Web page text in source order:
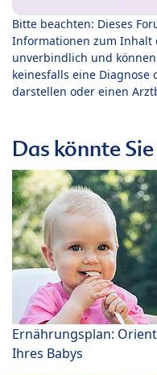
Bitte beachten: Dieses
Informationen zum Inhalt
unverbindlich und
keinesfalls eine
darstellen oder einen
Das könnte
Ernährungsplan:
Ihres Babys